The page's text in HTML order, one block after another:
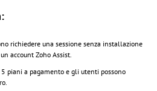
richiedere una sessione senza installazione
account Zoho Assist.
piani a pagamento e gli utenti possono